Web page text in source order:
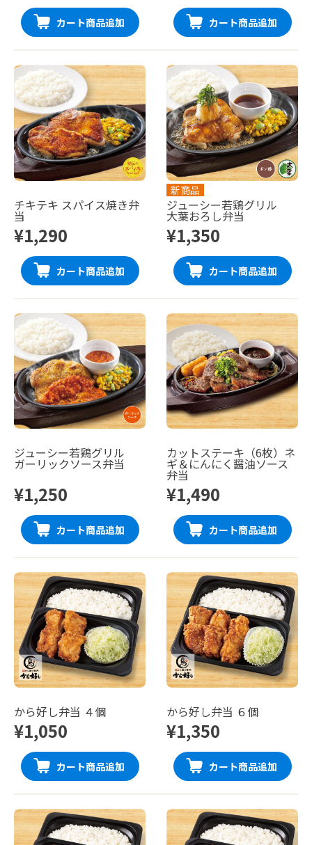
カート商品追加 カート商品追加
チキテキ スパイス焼き弁
当
¥1,290
カート商品追加
新商品
ジューシー若鶏グリル
大葉おろし弁当
¥1,350
カート商品追加
ジューシー若鶏グリル
ガーリックソース弁当
¥1,250
カート商品追加
カットステーキ（6枚）ネ
ギ＆にんにく醤油ソース
弁当
¥1,490
カート商品追加
から好し弁当 ４個
¥1,050
カート商品追加
から好し弁当 ６個
¥1,350
カート商品追加